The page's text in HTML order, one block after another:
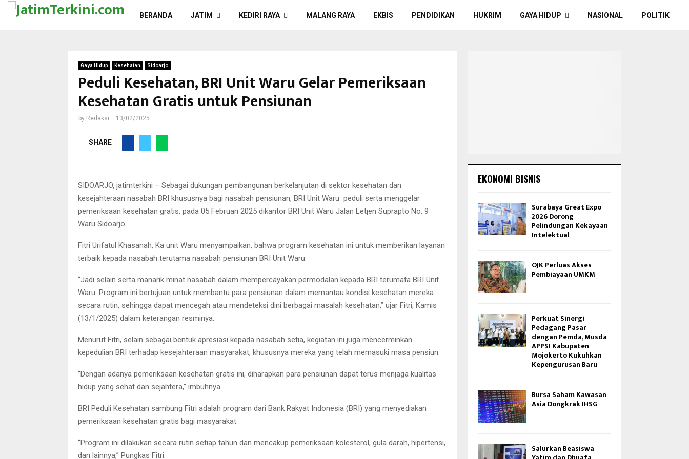
BERANDA JATIM KEDIRI RAYA MALANG RAYA EKBIS PENDIDIKAN HUKRIM GAYA HIDUP NASIONAL POLITIK
Gaya Hidup Kesehatan Sidoarjo
Peduli Kesehatan, BRI Unit Waru Gelar Pemeriksaan
Kesehatan Gratis untuk Pensiunan
by Redaksi 13/02/2025
SHARE
SIDOARJO, jatimterkini – Sebagai dukungan pembangunan berkelanjutan di sektor kesehatan dan
kesejahteraan nasabah BRI khususnya bagi nasabah pensiunan, BRI Unit Waru peduli serta menggelar
pemeriksaan kesehatan gratis, pada 05 Februari 2025 dikantor BRI Unit Waru Jalan Letjen Suprapto No. 9
Waru Sidoarjo.
Fitri Urifatul Khasanah, Ka unit Waru menyampaikan, bahwa program kesehatan ini untuk memberikan layanan
terbaik kepada nasabah terutama nasabah pensiunan BRI Unit Waru.
“Jadi selain serta manarik minat nasabah dalam mempercayakan permodalan kepada BRI terumata BRI Unit
Waru. Program ini bertujuan untuk membantu para pensiunan dalam memantau kondisi kesehatan mereka
secara rutin, sehingga dapat mencegah atau mendeteksi dini berbagai masalah kesehatan,” ujar Fitri, Kamis
(13/1/2025) dalam keterangan resminya.
Menurut Fitri, selain sebagai bentuk apresiasi kepada nasabah setia, kegiatan ini juga mencerminkan
kepedulian BRI terhadap kesejahteraan masyarakat, khususnya mereka yang telah memasuki masa pensiun.
“Dengan adanya pemeriksaan kesehatan gratis ini, diharapkan para pensiunan dapat terus menjaga kualitas
hidup yang sehat dan sejahtera,” imbuhnya.
BRI Peduli Kesehatan sambung Fitri adalah program dari Bank Rakyat Indonesia (BRI) yang menyediakan
pemeriksaan kesehatan gratis bagi masyarakat.
“Program ini dilakukan secara rutin setiap tahun dan mencakup pemeriksaan kolesterol, gula darah, hipertensi,
dan lainnya,” Pungkas Fitri.
EKONOMI BISNIS
Surabaya Great Expo
2026 Dorong
Pelindungan Kekayaan
Intelektual
OJK Perluas Akses
Pembiayaan UMKM
Perkuat Sinergi
Pedagang Pasar
dengan Pemda, Musda
APPSI Kabupaten
Mojokerto Kukuhkan
Kepengurusan Baru
Bursa Saham Kawasan
Asia Dongkrak IHSG
Salurkan Beasiswa